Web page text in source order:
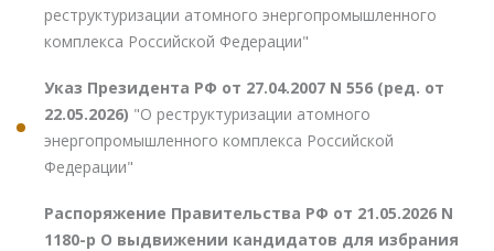
реструктуризации атомного энергопромышленного
комплекса Российской Федерации"
Указ Президента РФ от 27.04.2007 N 556 (ред. от
22.05.2026) "О реструктуризации атомного
энергопромышленного комплекса Российской
Федерации"
Распоряжение Правительства РФ от 21.05.2026 N
1180-р О выдвижении кандидатов для избрания